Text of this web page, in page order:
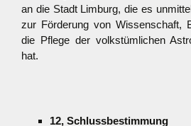
an die Stadt Limburg, die es
zur Förderung von Wissenschaft,
die Pflege der volkstümlichen
hat.
12, Schlussbestimmung